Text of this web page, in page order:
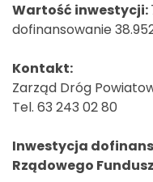
Wartość inwestycji:
dofinansowanie
Kontakt:
Zarząd Dróg
Tel. 63 243 02 80
Inwestycja
Rządowego